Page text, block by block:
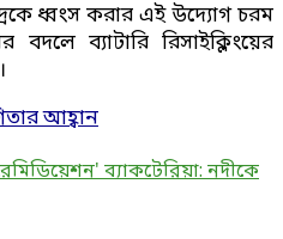
ধ্বংস করার এই উদ্যোগ চরম
ব্যাটারি রিসাইক্লিংয়ের